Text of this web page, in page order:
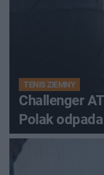
TENIS ZIEMNY
Challenger
Polak